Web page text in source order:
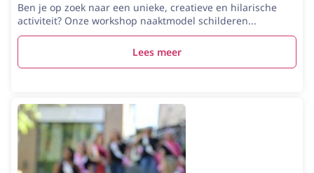
Ben je op zoek naar een unieke, creatieve en hilarische
activiteit? Onze workshop naaktmodel schilderen...
Lees meer